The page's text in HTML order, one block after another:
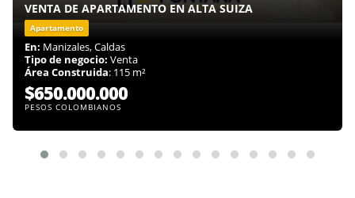
VENTA DE APARTAMENTO EN ALTA SUIZA
Apartamento
En: Manizales, Caldas
Tipo de negocio: Venta
Área Construida: 115 m²
$650.000.000
PESOS COLOMBIANOS